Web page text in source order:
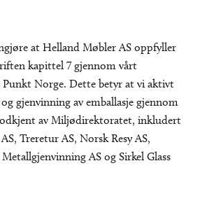
at Helland Møbler AS oppfyller
kapittel 7 gjennom vårt
Norge. Dette betyr at vi aktivt
gjenvinning av emballasje gjennom
av Miljødirektoratet, inkludert
Treretur AS, Norsk Resy AS,
AS og Sirkel Glass